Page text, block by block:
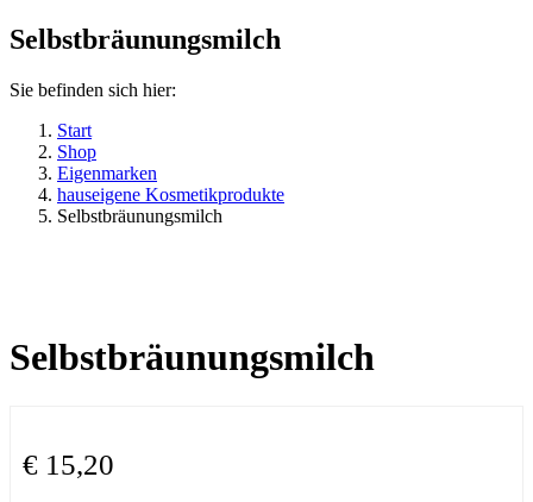
Selbstbräunungsmilch
Sie befinden sich hier:
Start
Shop
Eigenmarken
hauseigene Kosmetikprodukte
Selbstbräunungsmilch
Selbstbräunungsmilch
€ 15,20